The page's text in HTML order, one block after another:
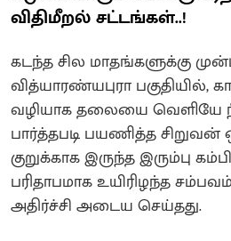
விதிமீறல் சட்டங்கள்..!
கடந்த சில மாதங்களுக்கு
வித்யாரண்யபுரா பகுதியில்,
வழியாக தலையை வெளியே
பார்த்தபடி பயணித்த
குறுக்காக இருந்த இரும்பு
பரிதாபமாக உயிரிழந்த
அதிர்ச்சி அடைய செய்தது.